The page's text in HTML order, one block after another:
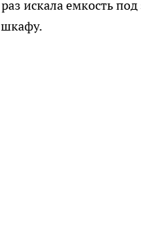
искала емкость